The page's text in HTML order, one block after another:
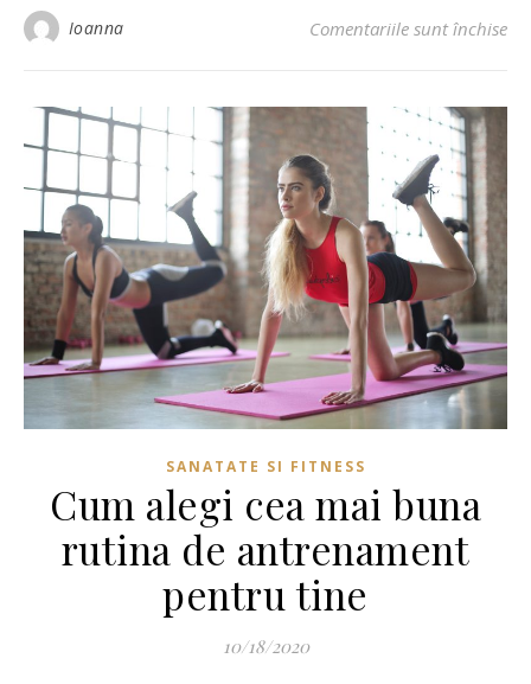
Ioanna Comentariile sunt închise
SANATATE SI FITNESS
Cum alegi cea mai buna
rutina de antrenament
pentru tine
10/18/2020